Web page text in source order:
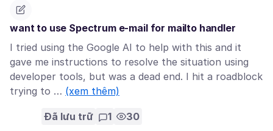
want to use Spectrum e-mail for mailto handler
I tried using the Google AI to help with this and it
gave me instructions to resolve the situation using
developer tools, but was a dead end. I hit a roadblock
trying to … (xem thêm)
Đã lưu trữ 1 30